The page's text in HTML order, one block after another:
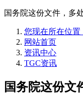
国务院这份文件，多
您现在所在位置
网站首页
资讯中心
TGC资讯
国务院这份文